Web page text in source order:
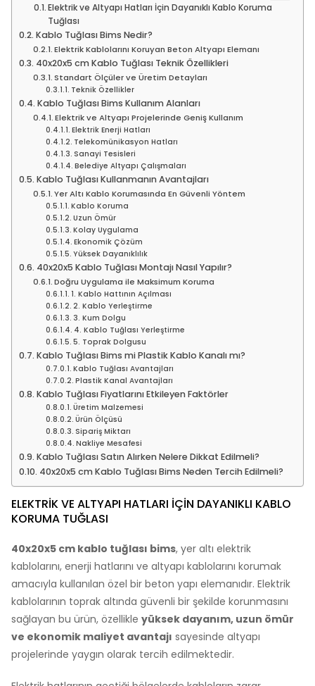
Elektrik ve Altyapı Hatları İçin Dayanıklı Kablo Koruma
Tuğlası
Kablo Tuğlası Bims Nedir?
Elektrik Kablolarını Koruyan Beton Altyapı Elemanı
40x20x5 cm Kablo Tuğlası Teknik Özellikleri
Standart Ölçüler ve Üretim Detayları
Teknik Özellikler
Kablo Tuğlası Bims Kullanım Alanları
Elektrik ve Altyapı Projelerinde Geniş Kullanım
Elektrik Enerji Hatları
Telekomünikasyon Hatları
Sanayi Tesisleri
Belediye Altyapı Çalışmaları
Kablo Tuğlası Kullanmanın Avantajları
Yer Altı Kablo Korumasında En Güvenli Yöntem
Kablo Koruma
Uzun Ömür
Kolay Uygulama
Ekonomik Çözüm
Yüksek Dayanıklılık
40x20x5 Kablo Tuğlası Montajı Nasıl Yapılır?
Doğru Uygulama ile Maksimum Koruma
1. Kablo Hattının Açılması
2. Kablo Yerleştirme
3. Kum Dolgu
4. Kablo Tuğlası Yerleştirme
5. Toprak Dolgusu
Kablo Tuğlası Bims mi Plastik Kablo Kanalı mı?
Kablo Tuğlası Avantajları
Plastik Kanal Avantajları
Kablo Tuğlası Fiyatlarını Etkileyen Faktörler
Üretim Malzemesi
Ürün Ölçüsü
Sipariş Miktarı
Nakliye Mesafesi
Kablo Tuğlası Satın Alırken Nelere Dikkat Edilmeli?
40x20x5 cm Kablo Tuğlası Bims Neden Tercih Edilmeli?
ELEKTRIK VE ALTYAPI HATLARI İÇIN DAYANIKLI KABLO
KORUMA TUĞLASI
40x20x5 cm kablo tuğlası bims, yer altı elektrik
kablolarını, enerji hatlarını ve altyapı kablolarını korumak
amacıyla kullanılan özel bir beton yapı elemanıdır. Elektrik
kablolarının toprak altında güvenli bir şekilde korunmasını
sağlayan bu ürün, özellikle yüksek dayanım, uzun ömür
ve ekonomik maliyet avantajı sayesinde altyapı
projelerinde yaygın olarak tercih edilmektedir.